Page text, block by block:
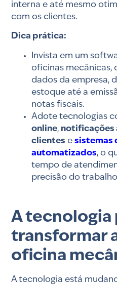
interna e até mesmo
com os clientes.
Dica prática:
Invista em um
oficinas mecânicas,
dados da empresa,
estoque até a
notas fiscais.
Adote tecnologias
online, notificações
clientes esistemas
automatizados, o
tempo de
precisão do
A tecnologia
transformar
oficina
A tecnologia está